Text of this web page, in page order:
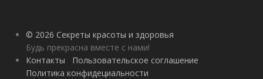
© 2026 Секреты красоты и здоровья
Будь прекрасна вместе с нами!
Контакты
Пользовательское соглашение
Политика конфидециальности